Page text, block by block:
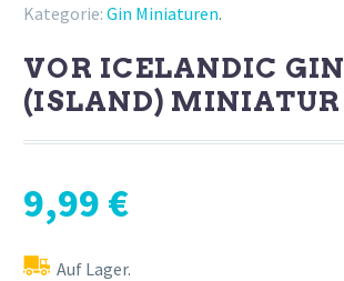
Kategorie: Gin Miniaturen.
VOR ICELANDIC GIN
(ISLAND) MINIATUR
9,99 €
Auf Lager.